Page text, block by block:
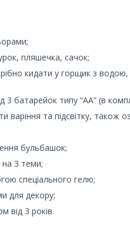
пляшечка, сачок;
кидати у горщик з
3 батарейок типу “АА” (в
варіння та підсвітку, також
бульбашок;
на 3 теми;
спеціального гелю;
для декору;
від 3 років.